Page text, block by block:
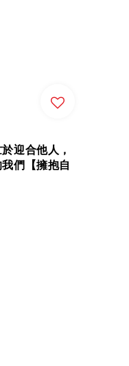
迎合他人，
們【擁抱自